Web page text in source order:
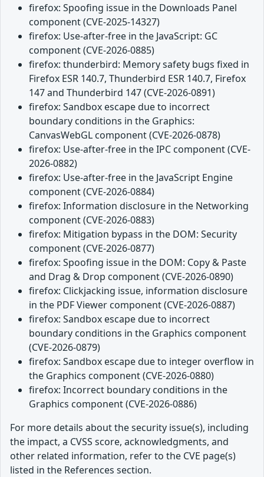
firefox: Spoofing issue in the Downloads Panel
component (CVE-2025-14327)
firefox: Use-after-free in the JavaScript: GC
component (CVE-2026-0885)
firefox: thunderbird: Memory safety bugs fixed in
Firefox ESR 140.7, Thunderbird ESR 140.7, Firefox
147 and Thunderbird 147 (CVE-2026-0891)
firefox: Sandbox escape due to incorrect
boundary conditions in the Graphics:
CanvasWebGL component (CVE-2026-0878)
firefox: Use-after-free in the IPC component (CVE-
2026-0882)
firefox: Use-after-free in the JavaScript Engine
component (CVE-2026-0884)
firefox: Information disclosure in the Networking
component (CVE-2026-0883)
firefox: Mitigation bypass in the DOM: Security
component (CVE-2026-0877)
firefox: Spoofing issue in the DOM: Copy & Paste
and Drag & Drop component (CVE-2026-0890)
firefox: Clickjacking issue, information disclosure
in the PDF Viewer component (CVE-2026-0887)
firefox: Sandbox escape due to incorrect
boundary conditions in the Graphics component
(CVE-2026-0879)
firefox: Sandbox escape due to integer overflow in
the Graphics component (CVE-2026-0880)
firefox: Incorrect boundary conditions in the
Graphics component (CVE-2026-0886)
For more details about the security issue(s), including
the impact, a CVSS score, acknowledgments, and
other related information, refer to the CVE page(s)
listed in the References section.